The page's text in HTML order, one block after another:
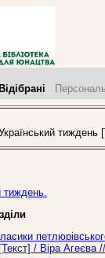
Відібрані
тиждень.
[Текст] / Віра